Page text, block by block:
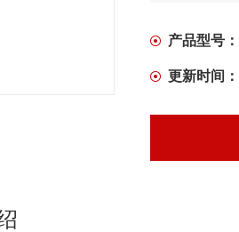
产品型号：
更新时间：